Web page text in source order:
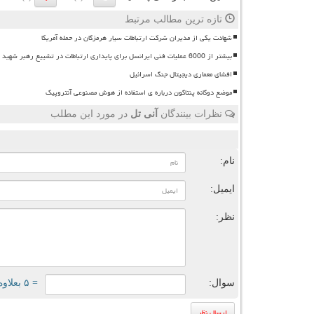
تازه ترین مطالب مرتبط
شهادت یکی از مدیران شرکت ارتباطات سیار هرمزگان در حمله آمریکا
بیشتر از 6000 عملیات فنی ایرانسل برای پایداری ارتباطات در تشییع رهبر شهید
افشای معماری دیجیتال جنگ اسرائیل
موضع دوگانه پنتاگون درباره ی استفاده از هوش مصنوعی آنتروپیک
نظرات بینندگان آنی تل در مورد این مطلب
نام:
ایمیل:
نظر:
سوال: = ۵ بعلاوه ۲